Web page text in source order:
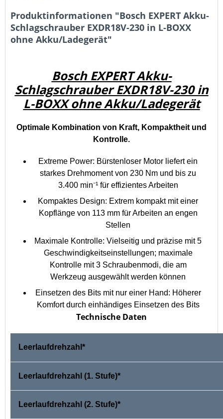
Produktinformationen "Bosch EXPERT Akku-
Schlagschrauber EXDR18V-230 in L-BOXX
ohne Akku/Ladegerät"
Bosch EXPERT Akku-
Schlagschrauber EXDR18V-230 in
L-BOXX ohne Akku/Ladegerät
Optimale Kombination von Kraft, Kompaktheit und
Kontrolle.
Extreme Power: Bürstenloser Motor liefert ein
starkes Drehmoment von 230 Nm und bis zu
3.400 min⁻¹ für effizientes Arbeiten
Kompaktes Design: Extrem kompakt mit einer
Kopflänge von 113 mm für Arbeiten an engen
Stellen
Maximale Kontrolle: Vielseitig und präzise mit 5
Geschwindigkeitseinstellungen; maximale
Kontrolle mit 3 Schraubenmodi, die am
Werkzeug ausgewählt werden können
Einsetzen des Bits mit nur einer Hand: Höherer
Komfort durch einhändiges Einsetzen des Bits
Technische Daten
Leerlaufdrehzahl*
Leerlaufdrehzahl (1. Stufe)*
Leerlaufdrehzahl (2. Stufe)*